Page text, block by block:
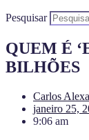
Pesquisar
QUEM É
BILHÕES
Carlos
janeiro 25,
9:06 am